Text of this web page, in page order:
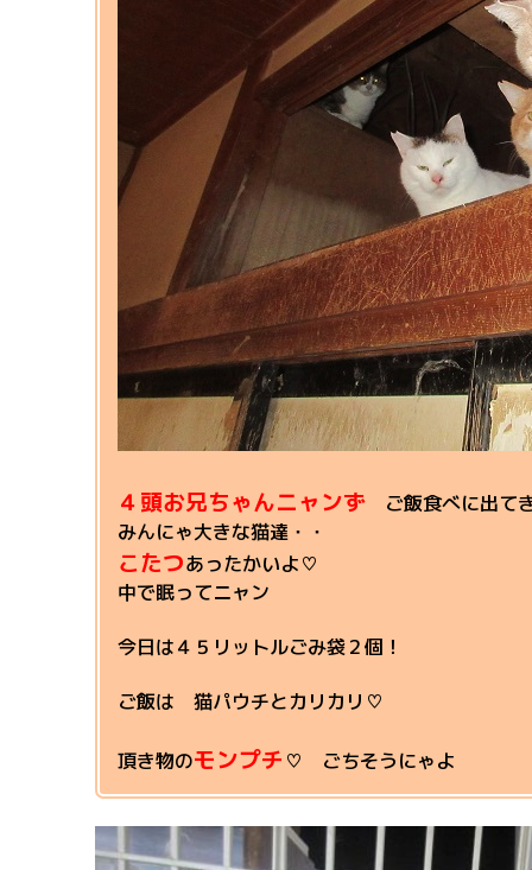
４頭お兄ちゃんニャンず ご飯食べに出て
みんにゃ大きな猫達・・
こたつあったかいよ♡
中で眠ってニャン
今日は４５リットルごみ袋２個！
ご飯は 猫パウチとカリカリ♡
頂き物のモンプチ ♡ ごちそうにゃよ